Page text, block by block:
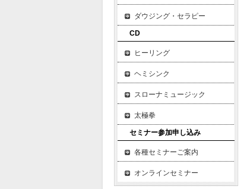
ダウジング・セラピー
CD
ヒーリング
ヘミシンク
スローナミュージック
太極拳
セミナー参加申し込み
各種セミナーご案内
オンラインセミナー